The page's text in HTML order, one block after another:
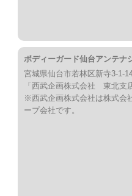
ボディーガード仙台アンテナ
宮城県仙台市若林区新寺3-1-
「西武企画株式会社 東北支
※西武企画株式会社は株式会
ープ会社です。